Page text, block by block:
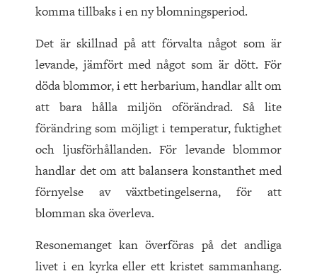
komma tillbaks i en ny blomningsperiod.
Det är skillnad på att förvalta något som är
levande, jämfört med något som är dött. För
döda blommor, i ett herbarium, handlar allt om
att bara hålla miljön oförändrad. Så lite
förändring som möjligt i temperatur, fuktighet
och ljusförhållanden. För levande blommor
handlar det om att balansera konstanthet med
förnyelse av växtbetingelserna, för att
blomman ska överleva.
Resonemanget kan överföras på det andliga
livet i en kyrka eller ett kristet sammanhang.